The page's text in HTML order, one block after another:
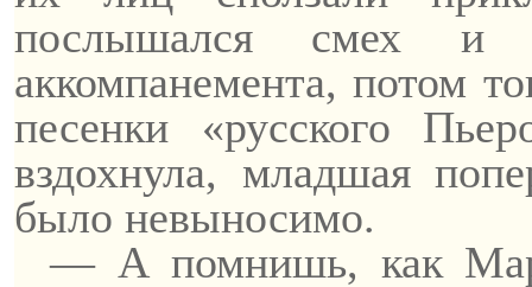
послышался смех и
аккомпанемента, потом
песенки «русского
вздохнула, младшая
было невыносимо.
— А помнишь, как